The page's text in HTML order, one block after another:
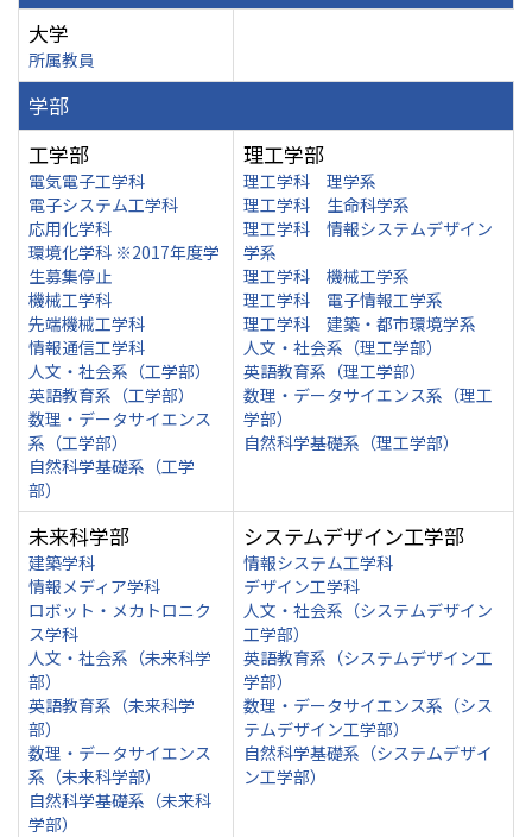
大学
所属教員
学部
工学部
電気電子工学科
電子システム工学科
応用化学科
環境化学科 ※2017年度学
生募集停止
機械工学科
先端機械工学科
情報通信工学科
人文・社会系（工学部）
英語教育系（工学部）
数理・データサイエンス
系（工学部）
自然科学基礎系（工学
部）
理工学部
理工学科 理学系
理工学科 生命科学系
理工学科 情報システムデザイン
学系
理工学科 機械工学系
理工学科 電子情報工学系
理工学科 建築・都市環境学系
人文・社会系（理工学部）
英語教育系（理工学部）
数理・データサイエンス系（理工
学部）
自然科学基礎系（理工学部）
未来科学部
建築学科
情報メディア学科
ロボット・メカトロニク
ス学科
人文・社会系（未来科学
部）
英語教育系（未来科学
部）
数理・データサイエンス
系（未来科学部）
自然科学基礎系（未来科
学部）
システムデザイン工学部
情報システム工学科
デザイン工学科
人文・社会系（システムデザイン
工学部）
英語教育系（システムデザイン工
学部）
数理・データサイエンス系（シス
テムデザイン工学部）
自然科学基礎系（システムデザイ
ン工学部）